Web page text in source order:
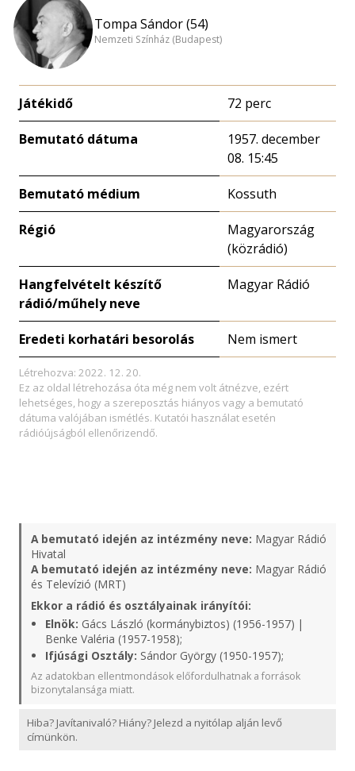
Tompa Sándor (54)
Nemzeti Színház (Budapest)
Játékidő 72 perc
Bemutató dátuma
1957. december
08. 15:45
Bemutató médium Kossuth
Régió
Magyarország
(közrádió)
Hangfelvételt készítő
rádió/műhely neve
Magyar Rádió
Eredeti korhatári besorolás Nem ismert
Létrehozva: 2022. 12. 20.
Ez az oldal létrehozása óta még nem volt átnézve, ezért
lehetséges, hogy a szereposztás hiányos vagy a bemutató
dátuma valójában ismétlés. Kutatói használat esetén
rádióújságból ellenőrizendő.
A bemutató idején az intézmény neve: Magyar Rádió
Hivatal
A bemutató idején az intézmény neve: Magyar Rádió
és Televízió (MRT)
Ekkor a rádió és osztályainak irányítói:
Elnök: Gács László (kormánybiztos) (1956-1957) |
Benke Valéria (1957-1958);
Ifjúsági Osztály: Sándor György (1950-1957);
Az adatokban ellentmondások előfordulhatnak a források
bizonytalansága miatt.
Hiba? Javítanivaló? Hiány? Jelezd a nyitólap alján levő
címünkön.